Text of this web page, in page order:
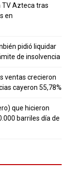
TV Azteca tras
en
pidió liquidar
de insolvencia
ventas crecieron
cayeron 55,78%
que hicieron
barriles día de